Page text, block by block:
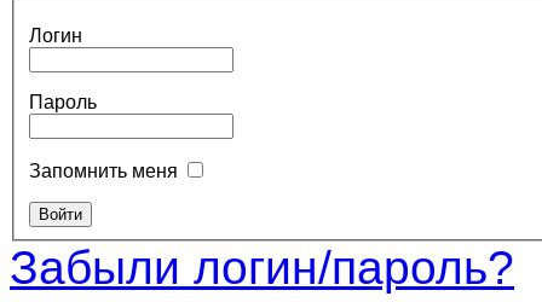
Логин
Пароль
Запомнить меня
Забыли логин/пароль?